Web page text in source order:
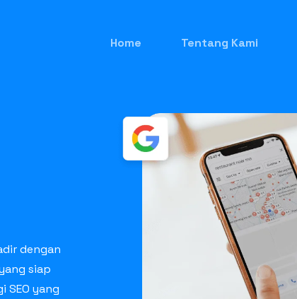
Home Tentang Kami
dengan
siap
SEO yang